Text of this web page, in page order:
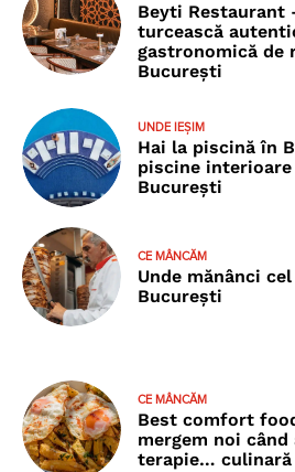
Beyti Restaurant
turcească
gastronomică de
București
UNDE IEȘIM
Hai la piscină în
piscine
București
CE MÂNCĂM
Unde mănânci
București
CE MÂNCĂM
Best comfort
mergem noi când
terapie… culinară